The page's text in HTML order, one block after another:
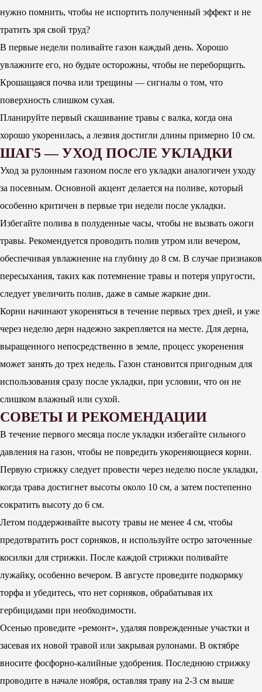
нужно помнить, чтобы не испортить полученный эффект и не
тратить зря свой труд?
В первые недели поливайте газон каждый день. Хорошо
увлажните его, но будьте осторожны, чтобы не переборщить.
Крошащаяся почва или трещины — сигналы о том, что
поверхность слишком сухая.
Планируйте первый скашивание травы с валка, когда она
хорошо укоренилась, а лезвия достигли длины примерно 10 см.
ШАГ5 — УХОД ПОСЛЕ УКЛАДКИ
Уход за рулонным газоном после его укладки аналогичен уходу
за посевным. Основной акцент делается на поливе, который
особенно критичен в первые три недели после укладки.
Избегайте полива в полуденные часы, чтобы не вызвать ожоги
травы. Рекомендуется проводить полив утром или вечером,
обеспечивая увлажнение на глубину до 8 см. В случае признаков
пересыхания, таких как потемнение травы и потеря упругости,
следует увеличить полив, даже в самые жаркие дни.
Корни начинают укореняться в течение первых трех дней, и уже
через неделю дерн надежно закрепляется на месте. Для дерна,
выращенного непосредственно в земле, процесс укоренения
может занять до трех недель. Газон становится пригодным для
использования сразу после укладки, при условии, что он не
слишком влажный или сухой.
СОВЕТЫ И РЕКОМЕНДАЦИИ
В течение первого месяца после укладки избегайте сильного
давления на газон, чтобы не повредить укореняющиеся корни.
Первую стрижку следует провести через неделю после укладки,
когда трава достигнет высоты около 10 см, а затем постепенно
сократить высоту до 6 см.
Летом поддерживайте высоту травы не менее 4 см, чтобы
предотвратить рост сорняков, и используйте остро заточенные
косилки для стрижки. После каждой стрижки поливайте
лужайку, особенно вечером. В августе проведите подкормку
торфа и убедитесь, что нет сорняков, обрабатывая их
гербицидами при необходимости.
Осенью проведите «ремонт», удаляя поврежденные участки и
засевая их новой травой или закрывая рулонами. В октябре
вносите фосфорно-калийные удобрения. Последнюю стрижку
проводите в начале ноября, оставляя траву на 2-3 см выше